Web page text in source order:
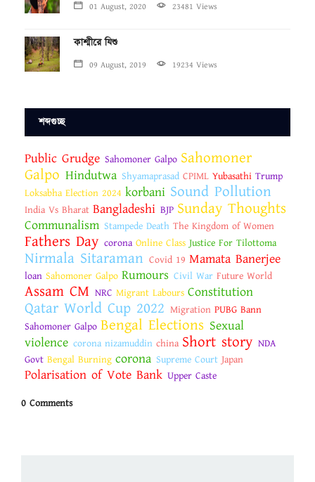
01 August, 2020 23481 Views
কাশ্মীরে যিশু
09 August, 2019 19234 Views
শব্দগুচ্ছ
Public Grudge Sahomoner Galpo Sahomoner
Galpo Hindutwa Shyamaprasad CPIML Yubasathi Trump
Loksabha Election 2024 korbani Sound Pollution
India Vs Bharat Bangladeshi BJP Sunday Thoughts
Communalism Stampede Death The Kingdom of Women
Fathers Day corona Online Class Justice For Tilottoma
Nirmala Sitaraman Covid 19 Mamata Banerjee
loan Sahomoner Galpo Rumours Civil War Future World
Assam CM NRC Migrant Labours Constitution
Qatar World Cup 2022 Migration PUBG Bann
Sahomoner Galpo Bengal Elections Sexual
violence corona nizamuddin china Short story NDA
Govt Bengal Burning corona Supreme Court Japan
Polarisation of Vote Bank Upper Caste
0 Comments